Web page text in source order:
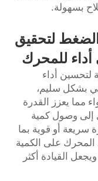
بسهولة.
لتحقيق
للمحرك
لتحسين أداء
بشكل سليم،
مما يعزز القدرة
إلى وصول كمية
سريعة أو قوية بما
المحرك على الكمية
القيادة أكثر